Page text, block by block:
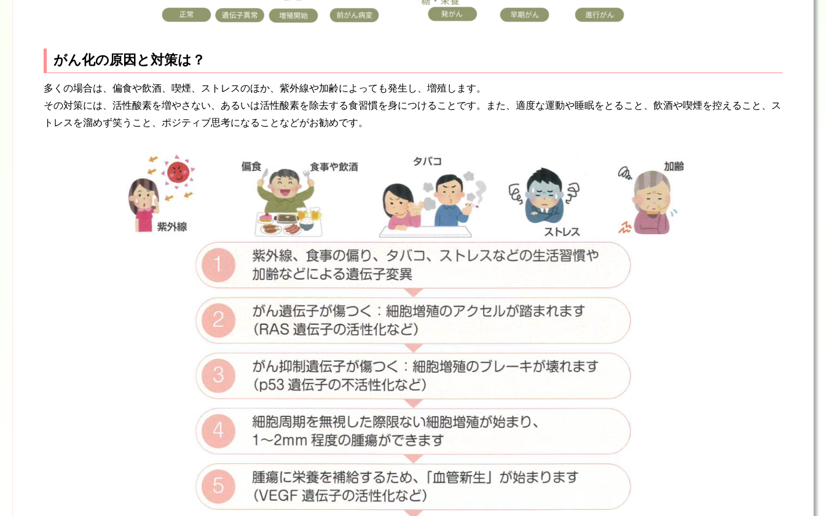
がん化の原因と対策は？
多くの場合は、偏食や飲酒、喫煙、ストレスのほか、紫外線や加齢によっても発生し、増殖します。
その対策には、活性酸素を増やさない、あるいは活性酸素を除去する食習慣を身につけることです。また、適度な運動や睡眠をとること、飲酒や喫煙を控えること、ス
トレスを溜めず笑うこと、ポジティブ思考になることなどがお勧めです。